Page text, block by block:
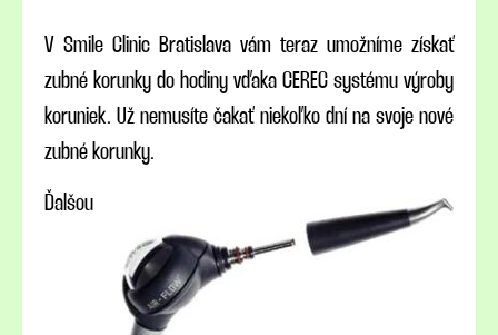
V Smile Clinic Bratislava vám teraz umožníme získať
zubné korunky do hodiny vďaka CEREC systému výroby
koruniek. Už nemusíte čakať niekoľko dní na svoje nové
zubné korunky.
Ďalšou